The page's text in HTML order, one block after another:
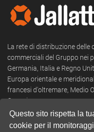
Questo sito rispetta la
cookie per il
La rete di distribuzione
commerciali del Gruppo nei
Germania, Italia e Regno
Europa orientale e
francesi d'oltremare, Medio
Oceania.
+39 0322 53 94 50